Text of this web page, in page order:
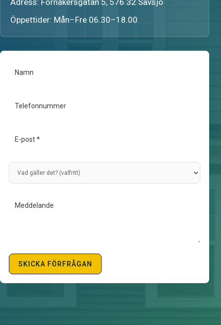
Adress: Fornåkersgatan 5, 576 32 Sävsjö
Öppettider: Mån–Fre 06.30–18.00
SKICKA FÖRFRÅGAN